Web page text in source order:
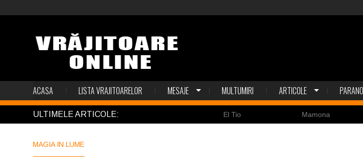
ACASA LISTA VRAJITOARELOR MESAJE MULTUMIRI ARTICOLE
ULTIMELE ARTICOLE:
MAGIA IN LUME